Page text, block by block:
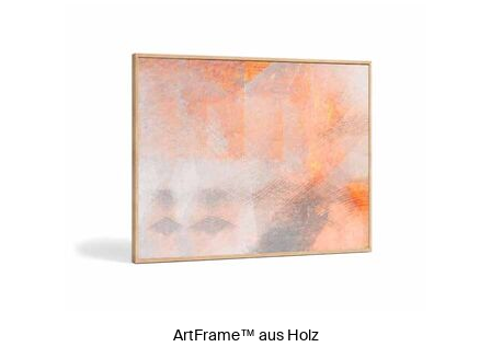
ArtFrame™ aus Holz